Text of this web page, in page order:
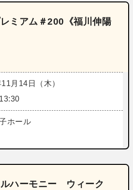
ミアム＃200《福川伸陽
月14日（木）
ホール
ルハーモニー ウィーク